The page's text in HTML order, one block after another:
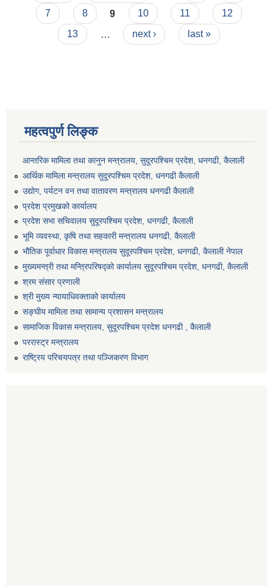
7
8 9 10 11
12
13
next › last »
महत्वपुर्ण लिङ्क
आन्तरिक मामिला तथा कानुन मन्त्रालय, सुदूरपश्चिम प्रदेश, धनगढी, कैलाली
आर्थिक मामिला मन्त्रालय सुदूरपश्चिम प्रदेश, धनगढी कैलाली
उद्योग, पर्यटन वन तथा वातावरण मन्त्रालय धनगढी कैलाली
प्रदेश प्रमुखको कार्यालय
प्रदेश सभा सचिवालय सुदूरपश्‍चिम प्रदेश, धनगढी, कैलाली
भूमि व्यवस्था, कृषि तथा सहकारी मन्त्रालय धनगढी, कैलाली
भौतिक पूर्वाधार विकास मन्त्रालय सुदूरपश्चिम प्रदेश, धनगढी, कैलाली नेपाल
मुख्यमन्त्री तथा मन्त्रिपरिषद्को कार्यालय सुदूरपश्चिम प्रदेश, धनगढी, कैलाली
श्रम संसार प्रणाली
श्री मुख्य न्यायाधिवक्ताको कार्यालय
सङ्‍घीय मामिला तथा सामान्य प्रशासन मन्त्रालय
सामाजिक विकास मन्त्रालय, सुदूरपश्चिम प्रदेश धनगढी , कैलाली
पररास्ट्र मन्त्रालय
राष्ट्रिय परिचयपत्र तथा पञ्जिकरण विभाग